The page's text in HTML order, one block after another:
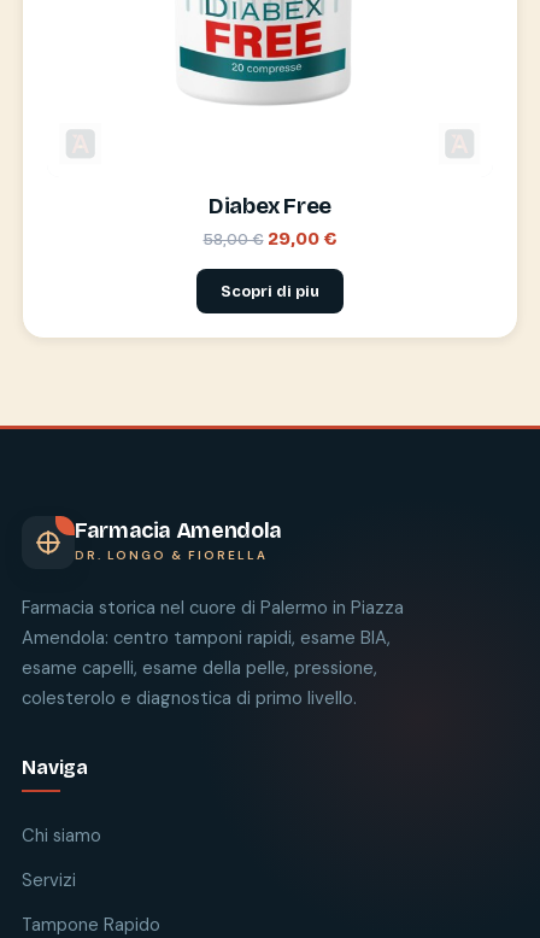
Diabex Free
58,00 €29,00 €
Scopri di piu
Farmacia Amendola
DR. LONGO & FIORELLA
Farmacia storica nel cuore di Palermo in Piazza
Amendola: centro tamponi rapidi, esame BIA,
esame capelli, esame della pelle, pressione,
colesterolo e diagnostica di primo livello.
Naviga
Chi siamo
Servizi
Tampone Rapido